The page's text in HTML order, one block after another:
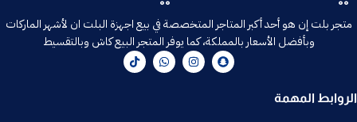
متجر بلت إن هو أحد أكبر المتاجر المتخصصة في بيع اجهزة البلت ان لأشهر الماركات
وبأفضل الأسعار بالمملكة، كما يوفر المتجر البيع كاش وبالتقسيط
الروابط المهمة